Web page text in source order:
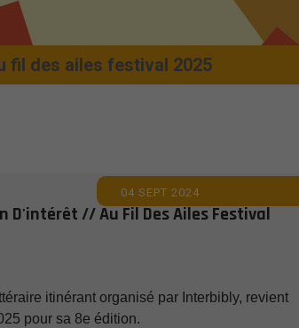
fil des ailes festival 2025
04 SEPT 2024
D'intérêt // Au Fil Des Ailes Festival
itinérant organisé par Interbibly, revient
pour sa 8e édition.